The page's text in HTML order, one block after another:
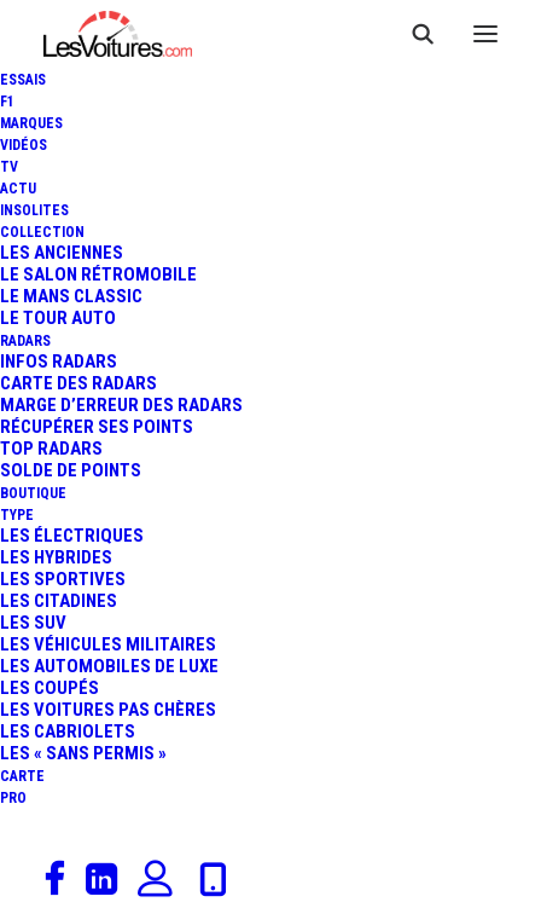
ESSAIS
F1
MARQUES
VIDÉOS
TV
ACTU
INSOLITES
COLLECTION
LES ANCIENNES
LE SALON RÉTROMOBILE
LE MANS CLASSIC
LE TOUR AUTO
RADARS
INFOS RADARS
CARTE DES RADARS
MARGE D’ERREUR DES RADARS
RÉCUPÉRER SES POINTS
TOP RADARS
SOLDE DE POINTS
BOUTIQUE
TYPE
LES ÉLECTRIQUES
LES HYBRIDES
LES SPORTIVES
LES CITADINES
LES SUV
LES VÉHICULES MILITAIRES
LES AUTOMOBILES DE LUXE
LES COUPÉS
LES VOITURES PAS CHÈRES
LES CABRIOLETS
LES « SANS PERMIS »
CARTE
PRO
RESTYLAGE ET
2 Minutes
Lancée en 2014, la seconde génération
de la Toyota Aygo est en âge d’être